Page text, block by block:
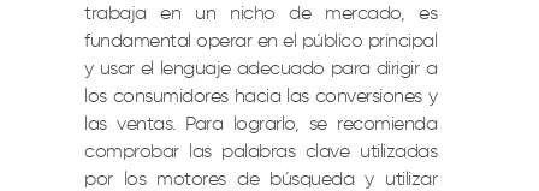
trabaja en un nicho de mercado, es
fundamental operar en el público principal
y usar el lenguaje adecuado para dirigir a
los consumidores hacia las conversiones y
las ventas. Para lograrlo, se recomienda
comprobar las palabras clave utilizadas
por los motores de búsqueda y utilizar